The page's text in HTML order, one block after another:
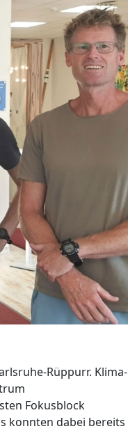
Rüppurr. Klima-
Fokusblock
konnten dabei bereits